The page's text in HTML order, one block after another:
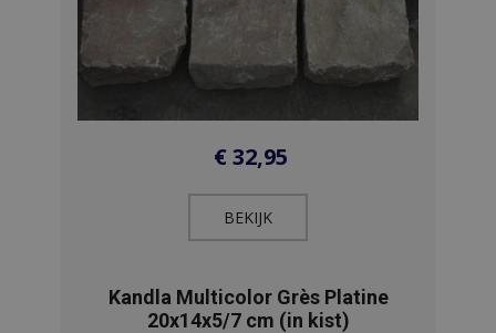
€32,95
BEKIJK​
Kandla Multicolor Grès Platine
20x14x5/7 cm (in kist)